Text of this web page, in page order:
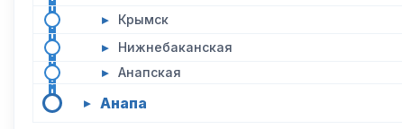
▸ Крымск
▸ Нижнебаканская
▸ Анапская
▸ Анапа